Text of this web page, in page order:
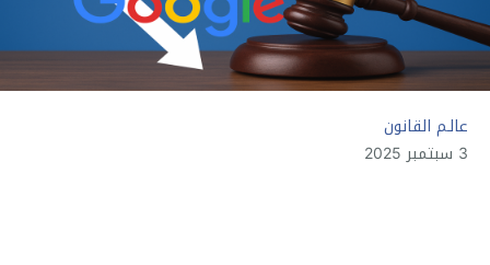
عالـم القانون
3 سبتمبر 2025